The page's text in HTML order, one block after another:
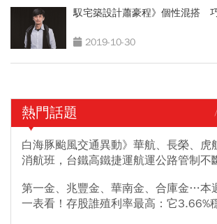
馭宅築設計蕭豪程》個性混搭
2019-10-30
熱門話題
白海豚颱風交通異動》華航、長榮、
消航班，台鐵高鐵捷運航運公路管制不
第一金、兆豐金、華南金、合庫金…本
一表看！存股誰殖利率最高：它3.66%